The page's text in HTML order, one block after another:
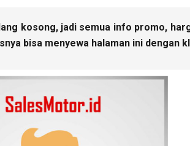
kosong, jadi semua info promo,
bisa menyewa halaman ini dengan